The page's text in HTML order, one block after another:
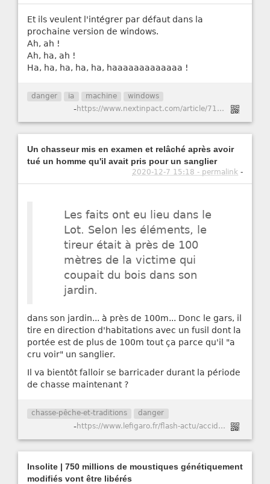
Et ils veulent l'intégrer par défaut dans la
prochaine version de windows.
Ah, ah !
Ah, ha, ah !
Ha, ha, ha, ha, ha, haaaaaaaaaaaaa !
danger ia machine windows
- https://www.nextinpact.com/article/71032/face-aux-provocations-chatbot-bing-se-noie-dans-outrance
Un chasseur mis en examen et relâché après avoir
tué un homme qu'il avait pris pour un sanglier
2020-12-7 15:18 - permalink -
Les faits ont eu lieu dans le
Lot. Selon les éléments, le
tireur était à près de 100
mètres de la victime qui
coupait du bois dans son
jardin.
dans son jardin... à près de 100m... Donc le gars, il
tire en direction d'habitations avec un fusil dont la
portée est de plus de 100m tout ça parce qu'il "a
cru voir" un sanglier.
Il va bientôt falloir se barricader durant la période
de chasse maintenant ?
chasse-pêche-et-traditions danger
- https://www.lefigaro.fr/flash-actu/accident-de-chasse-mortel-le-chasseur-mis-en-examen-et-relache-20201204
Insolite | 750 millions de moustiques génétiquement
modifiés vont être libérés